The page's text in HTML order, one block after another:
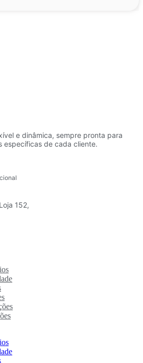
e dinâmica, sempre pronta para
específicas de cada cliente.
152,